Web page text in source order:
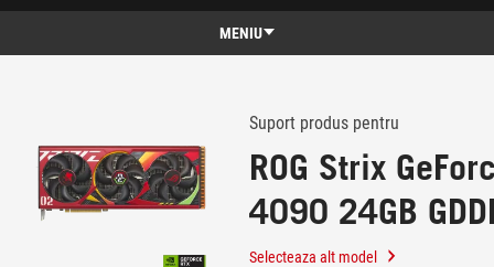
-
MENIU
Premii
Galerie
Suport produs pentru
ROG Strix
4090 24GB
02 Edition
Selecteaza alt model